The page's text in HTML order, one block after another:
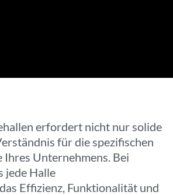
erfordert nicht nur solide
für die spezifischen
Unternehmens. Bei
jede Halle
Effizienz, Funktionalität und